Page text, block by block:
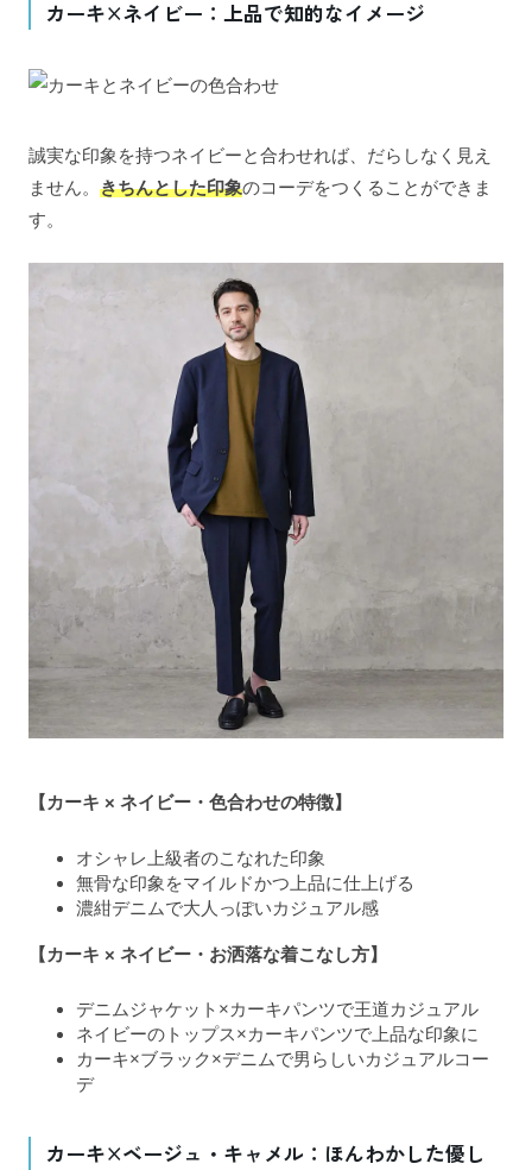
カーキ×ネイビー：上品で知的なイメージ
誠実な印象を持つネイビーと合わせれば、だらしなく見え
ません。 きちんとした印象のコーデをつくることができま
す。
【カーキ × ネイビー・色合わせの特徴】
オシャレ上級者のこなれた印象
無骨な印象をマイルドかつ上品に仕上げる
濃紺デニムで大人っぽいカジュアル感
【カーキ × ネイビー・お洒落な着こなし方】
デニムジャケット×カーキパンツで王道カジュアル
ネイビーのトップス×カーキパンツで上品な印象に
カーキ×ブラック×デニムで男らしいカジュアルコー
デ
カーキ×ベージュ・キャメル：ほんわかした優し